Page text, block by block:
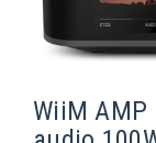
WiiM AMP